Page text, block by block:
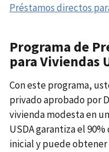
Préstamos directos
Programa de
para Viviendas
Con este programa,
privado aprobado por
vivienda modesta en
USDA garantiza el
inicial y puede